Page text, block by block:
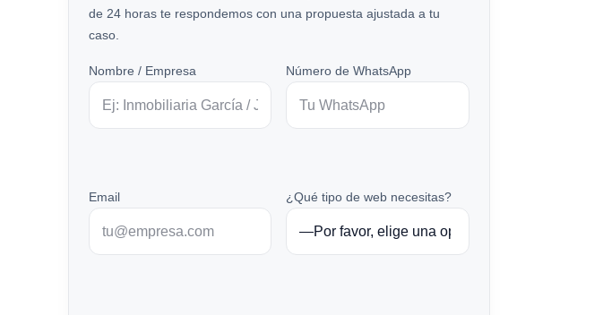
de 24 horas te respondemos con una propuesta ajustada a tu
caso.
Nombre / Empresa Número de WhatsApp
Email ¿Qué tipo de web necesitas?